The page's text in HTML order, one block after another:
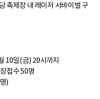
축제장 내 레이저 서바이벌 구
10일(금) 20시까지
접수 50명
)